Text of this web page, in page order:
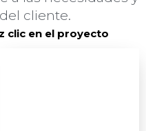
cliente.
clic en el proyecto